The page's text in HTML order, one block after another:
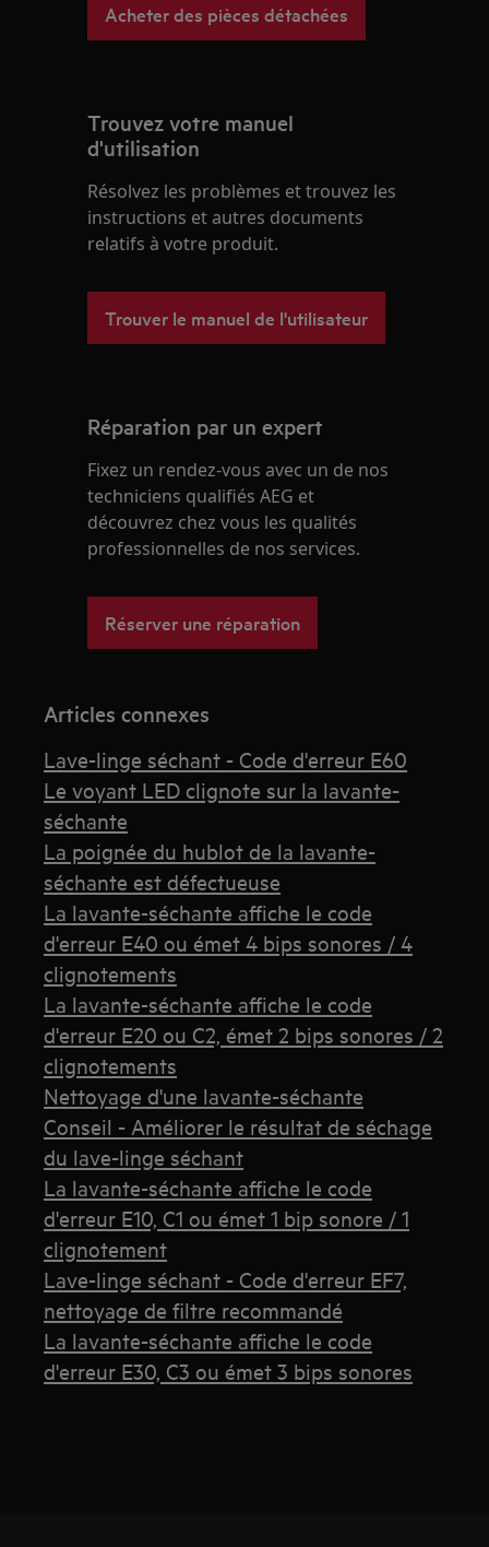
Acheter des pièces détachées
Trouvez votre manuel
d'utilisation
Résolvez les problèmes et trouvez les
instructions et autres documents
relatifs à votre produit.
Trouver le manuel de l'utilisateur
Réparation par un expert
Fixez un rendez-vous avec un de nos
techniciens qualifiés AEG et
découvrez chez vous les qualités
professionnelles de nos services.
Réserver une réparation
Articles connexes
Lave-linge séchant - Code d'erreur E60
Le voyant LED clignote sur la lavante-
séchante
La poignée du hublot de la lavante-
séchante est défectueuse
La lavante-séchante affiche le code
d'erreur E40 ou émet 4 bips sonores / 4
clignotements
La lavante-séchante affiche le code
d'erreur E20 ou C2, émet 2 bips sonores / 2
clignotements
Nettoyage d'une lavante-séchante
Conseil - Améliorer le résultat de séchage
du lave-linge séchant
La lavante-séchante affiche le code
d'erreur E10, C1 ou émet 1 bip sonore / 1
clignotement
Lave-linge séchant - Code d'erreur EF7,
nettoyage de filtre recommandé
La lavante-séchante affiche le code
d'erreur E30, C3 ou émet 3 bips sonores